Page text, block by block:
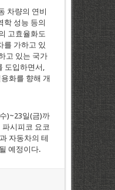
차량의 연비
학 성능 등의
고효율화도
를 가하고 있
고 있는 국가
도입하면서,
화를 향해 개
)~23일(금)까
시피코 요코
자동차의 테
예정이다.